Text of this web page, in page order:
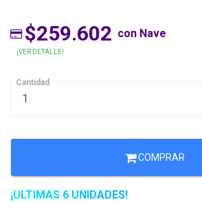
$259.602 con Nave
¡VER DETALLE!
Cantidad
COMPRAR
¡ULTIMAS 6 UNIDADES!